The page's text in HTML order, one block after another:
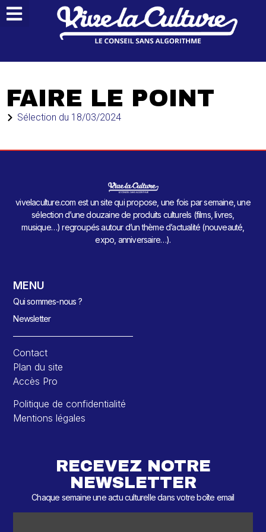
FAIRE LE POINT
Sélection du 18/03/2024
vivelaculture.com est un site qui propose, une fois par semaine, une
sélection d’une douzaine de produits culturels (films, livres,
musique…) regroupés autour d’un thème d’actualité (nouveauté,
expo, anniversaire…).
MENU
Qui sommes-nous ?
Newsletter
Contact
Plan du site
Accès Pro
Politique de confidentialité
Mentions légales
RECEVEZ NOTRE
NEWSLETTER
Chaque semaine une actu culturelle dans votre boîte email